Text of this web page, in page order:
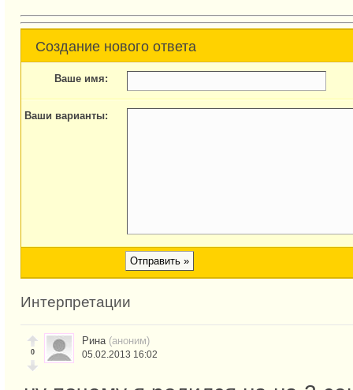
Создание нового ответа
Ваше имя:
Ваши варианты:
Интерпретации
0
Рина (аноним)
05.02.2013 16:02